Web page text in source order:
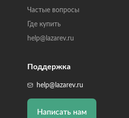
Частые вопросы
Где купить
help@lazarev.ru
Поддержка
help@lazarev.ru
Написать нам